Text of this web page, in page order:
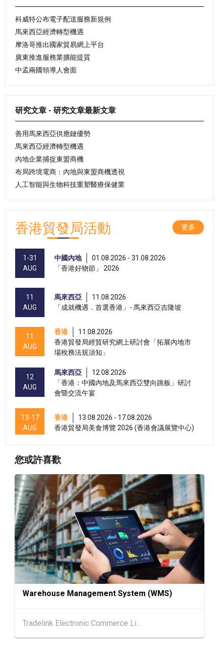
科威特公布電子配送服務新規例
馬來西亞經濟轉型機遇
摩洛哥推出國家貿易網上平台
廣東推進服務業擴能提質
中孟兩國領導人會面
研究文章 - 研究文章最新文章
善用馬來西亞供應鏈優勢
馬來西亞經濟轉型機遇
內地企業捕捉東盟商機
布局跨境電商：內地與東盟商機透視
人工智能與生物科技重塑醫療保健業
香港貿發局活動 更多
1-31
AUG
中國內地
01.08.2026 - 31.08.2026
「香港好物節」 2026
11
AUG
馬來西亞
11.08.2026
「成就機遇．首選香港」- 馬來西亞吉隆坡
11
AUG
香港
11.08.2026
香港貿發局經貿研究網上研討會「拓展內地市
場稅務法規須知」
12
AUG
馬來西亞
12.08.2026
「香港：中國內地及馬來西亞雙向跳板」研討
會暨交流午宴
13-17
AUG
香港
13.08.2026 - 17.08.2026
香港貿發局美食博覽 2026 (香港會議展覽中心)
13-15
AUG
國際現代化中醫藥及健康產品會議 2026 (香港
會議展覽中心)
13-17
AUG
香港
13.08.2026 - 17.08.2026
香港貿發局美與健生活博覽 2026 (香港會議展
覽中心)
13-17
AUG
香港
13.08.2026 - 17.08.2026
香港貿發局家電‧家居‧博覽 2026 (香港會議展
覽中心)
13-15
AUG
香港
13.08.2026 - 15.08.2026
香港貿發局美食商貿博覽 2026 (香港會議展覽
中心)
13-15
香港貿發局香港國際茶展 2026 (香港會議展覽
您或許喜歡
Warehouse Management System (WMS)
Tradelink Electronic Commerce Limited